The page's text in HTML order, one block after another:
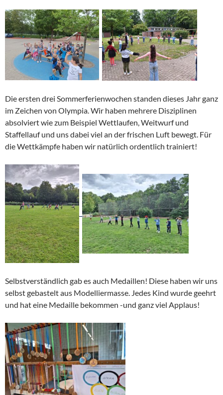
Die ersten drei Sommerferienwochen standen dieses Jahr ganz
im Zeichen von Olympia. Wir haben mehrere Disziplinen
absolviert wie zum Beispiel Wettlaufen, Weitwurf und
Staffellauf und uns dabei viel an der frischen Luft bewegt. Für
die Wettkämpfe haben wir natürlich ordentlich trainiert!
Selbstverständlich gab es auch Medaillen! Diese haben wir uns
selbst gebastelt aus Modelliermasse. Jedes Kind wurde geehrt
und hat eine Medaille bekommen -und ganz viel Applaus!